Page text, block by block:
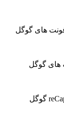
های گوگل
های گوگل